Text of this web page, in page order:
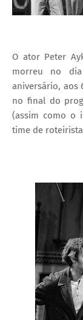
O ator Peter
morreu no
aniversário, aos
no final do
(assim como o
time de